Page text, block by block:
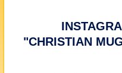
"CHRISTIAN